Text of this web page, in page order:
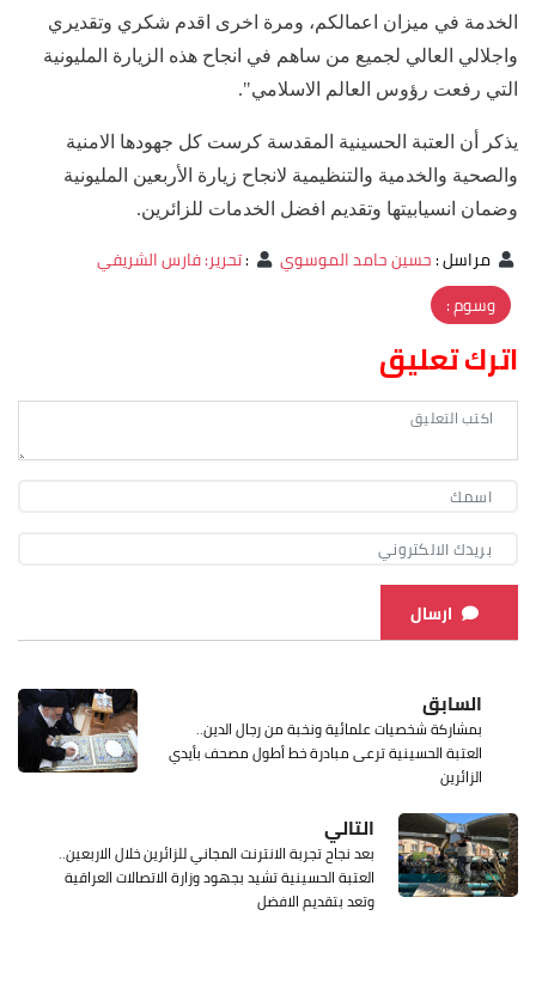
الخدمة في ميزان اعمالكم، ومرة اخرى اقدم شكري وتقديري
واجلالي العالي لجميع من ساهم في انجاح هذه الزيارة المليونية
التي رفعت رؤوس العالم الاسلامي".
يذكر أن العتبة الحسينية المقدسة كرست كل جهودها الامنية
والصحية والخدمية والتنظيمية لانجاح زيارة الأربعين المليونية
وضمان انسيابيتها وتقديم افضل الخدمات للزائرين.
مراسل:حسين حامد الموسوي :تحرير: فارس الشريفي
وسوم :
اترك تعليق
ارسال
السابق
بمشاركة شخصيات علمائية ونخبة من رجال الدين..
العتبة الحسينية ترعى مبادرة خط أطول مصحف بأيدي
الزائرين
التالي
بعد نجاح تجربة الانترنت المجاني للزائرين خلال الاربعين..
العتبة الحسينية تشيد بجهود وزارة الاتصالات العراقية
وتعد بتقديم الافضل